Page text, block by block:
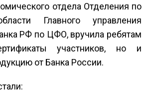
отдела Отделения по
Главного управления
РФ по ЦФО, вручила ребятам
участников, но и
от Банка России.